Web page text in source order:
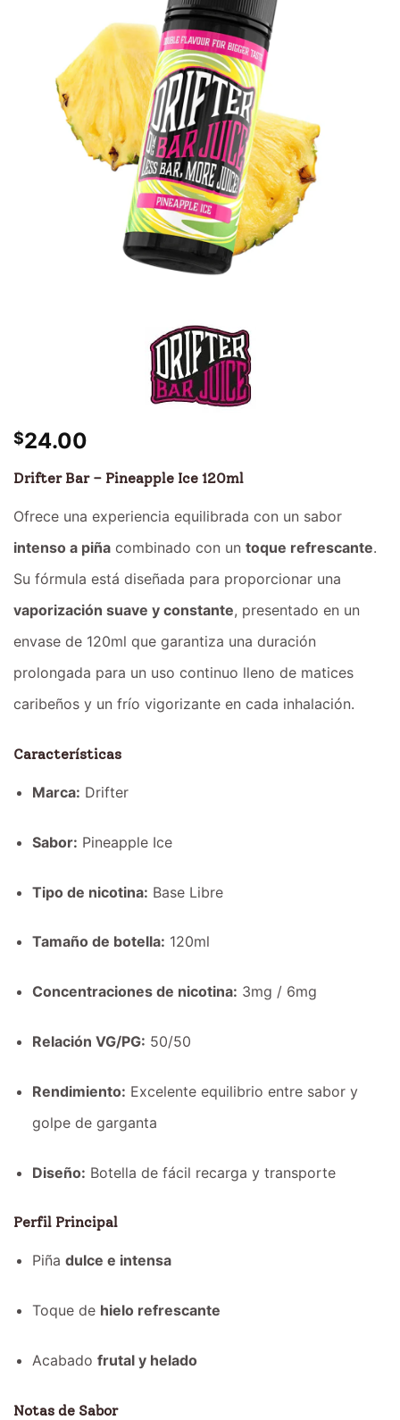
$24.00
Drifter Bar – Pineapple Ice 120ml
Ofrece una experiencia equilibrada con un sabor
intenso a piña combinado con un toque refrescante.
Su fórmula está diseñada para proporcionar una
vaporización suave y constante, presentado en un
envase de 120ml que garantiza una duración
prolongada para un uso continuo lleno de matices
caribeños y un frío vigorizante en cada inhalación.
Características
Marca: Drifter
Sabor: Pineapple Ice
Tipo de nicotina: Base Libre
Tamaño de botella: 120ml
Concentraciones de nicotina: 3mg / 6mg
Relación VG/PG: 50/50
Rendimiento: Excelente equilibrio entre sabor y
golpe de garganta
Diseño: Botella de fácil recarga y transporte
Perfil Principal
Piña dulce e intensa
Toque de hielo refrescante
Acabado frutal y helado
Notas de Sabor